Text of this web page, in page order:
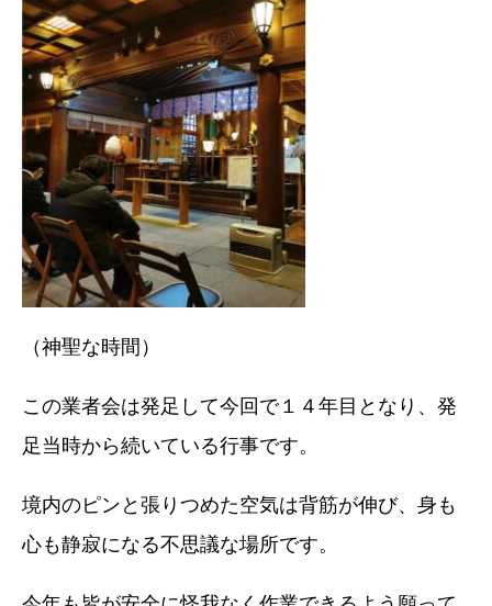
（神聖な時間）
この業者会は発足して今回で１４年目となり、発
足当時から続いている行事です。
境内のピンと張りつめた空気は背筋が伸び、身も
心も静寂になる不思議な場所です。